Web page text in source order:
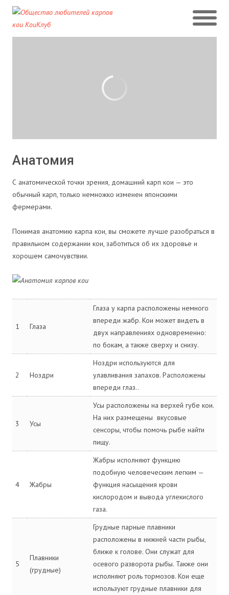
Анатомия
С анатомической точки зрения, домашний карп кои — это
обычный карп, только немножко изменен японскими
фермерами.
Понимая анатомию карпа кои, вы сможете лучше разобраться в
правильном содержании кои, заботиться об их здоровье и
хорошем самочувствии.
1 Глаза
Глаза у карпа расположены немного
впереди жабр. Кои может видеть в
двух направлениях одновременно:
по бокам, а также сверху и снизу.
2 Ноздри
Ноздри используются для
улавливания запахов. Расположены
впереди глаз..
3 Усы
Усы расположены на верхей губе кои.
На них размещены вкусовые
сенсоры, чтобы помочь рыбе найти
пищу.
4 Жабры
Жабры исполняют функцию
подобную человеческим легким —
функция насыщения крови
кислородом и вывода углекислого
газа.
5
Плавники
(грудные)
Грудные парные плавники
расположены в нижней части рыбы,
ближе к голове. Они служат для
осевого разворота рыбы. Также они
исполняют роль тормозов. Кои еще
используют грудные плавники для